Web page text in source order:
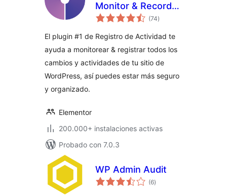
Monitor & Record
User Changes
(74total
de
)
El plugin #1 de Registro de Actividad te
ayuda a monitorear & registrar todos los
cambios y actividades de tu sitio de
WordPress, así puedes estar más seguro
y organizado.
Elementor
200.000+ instalaciones activas
Probado con 7.0.3
WP Admin Audit
(6total
de
)